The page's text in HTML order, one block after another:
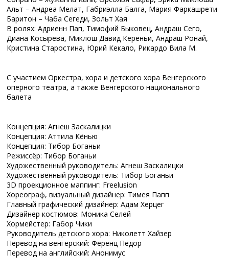
Альт – Андреа Мелат, Габриэлла Балга, Мария Фаркашрети
Баритон – Чаба Сегеди, Зольт Хая
В ролях: Адриенн Пап, Тимофий Быковец, Андраш Сего,
Диана Косырева, Миклош Давид Кереньи, Андраш Ронай,
Кристина Старостина, Юрий Кекало, Рикардо Вила М.
С участием Оркестра, хора и детского хора Венгерского
оперного театра, а также Венгерского национального
балета
Концепция: Агнеш Заскалицки
Концепция: Аттила Кёнью
Концепция: Тибор Боганьи
Режиссёр: Тибор Боганьи
Художественный руководитель: Агнеш Заскалицки
Художественный руководитель: Тибор Боганьи
3D проекционное маппинг: Freelusion
Хореограф, визуальный дизайнер: Тимея Папп
Главный графический дизайнер: Адам Херцег
Дизайнер костюмов: Моника Селей
Хормейстер: Габор Чики
Руководитель детского хора: Николетт Хайзер
Перевод на венгерский: Ференц Пёдор
Перевод на английский: Анонимус